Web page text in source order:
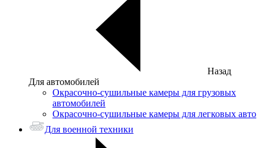
Назад
Для автомобилей
Окрасочно-сушильные камеры для грузовых
автомобилей
Окрасочно-сушильные камеры для легковых авто
Для военной техники